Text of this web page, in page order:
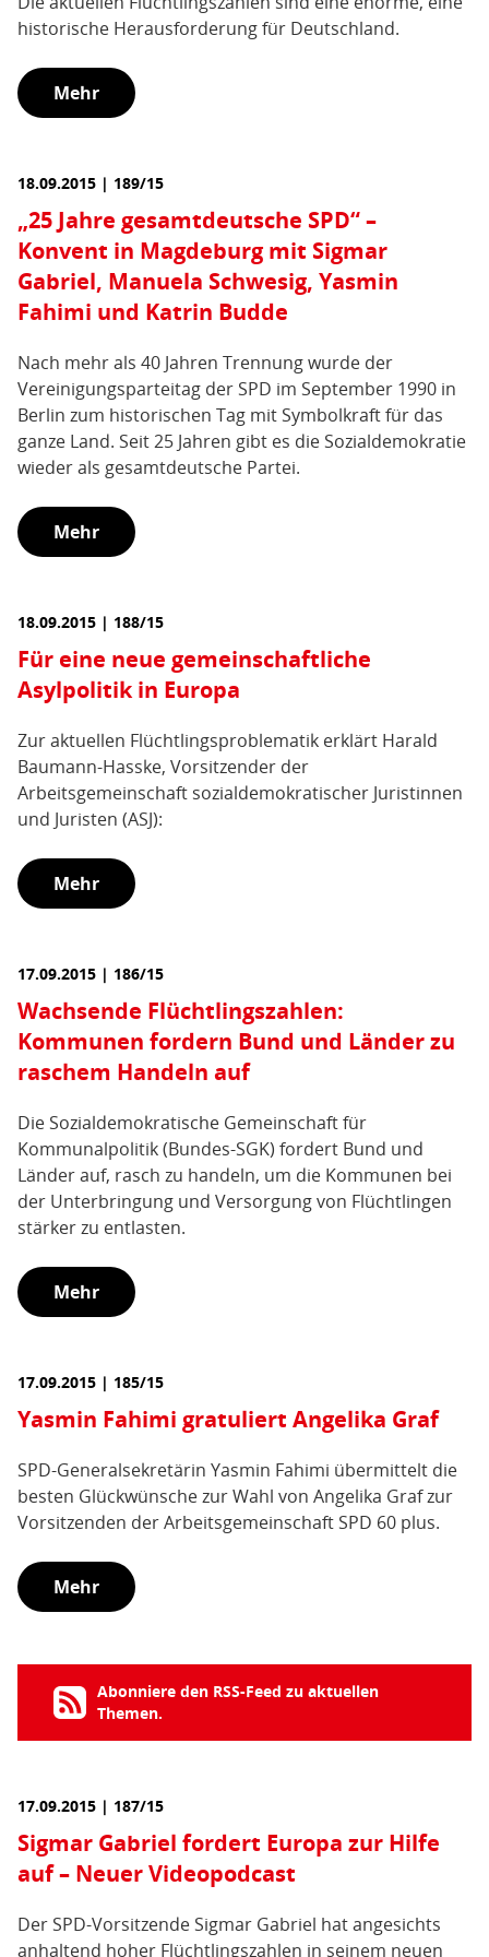
historische Herausforderung für Deutschland.
Mehr
18.09.2015 | 189/15
„25 Jahre gesamtdeutsche SPD“ –
Konvent in Magdeburg mit Sigmar
Gabriel, Manuela Schwesig, Yasmin
Fahimi und Katrin Budde
Nach mehr als 40 Jahren Trennung wurde der
Vereinigungsparteitag der SPD im September 1990 in
Berlin zum historischen Tag mit Symbolkraft für das
ganze Land. Seit 25 Jahren gibt es die Sozialdemokratie
wieder als gesamtdeutsche Partei.
Mehr
18.09.2015 | 188/15
Für eine neue gemeinschaftliche
Asylpolitik in Europa
Zur aktuellen Flüchtlingsproblematik erklärt Harald
Baumann-Hasske, Vorsitzender der
Arbeitsgemeinschaft sozialdemokratischer Juristinnen
und Juristen (ASJ):
Mehr
17.09.2015 | 186/15
Wachsende Flüchtlingszahlen:
Kommunen fordern Bund und Länder zu
raschem Handeln auf
Die Sozialdemokratische Gemeinschaft für
Kommunalpolitik (Bundes-SGK) fordert Bund und
Länder auf, rasch zu handeln, um die Kommunen bei
der Unterbringung und Versorgung von Flüchtlingen
stärker zu entlasten.
Mehr
17.09.2015 | 185/15
Yasmin Fahimi gratuliert Angelika Graf
SPD-Generalsekretärin Yasmin Fahimi übermittelt die
besten Glückwünsche zur Wahl von Angelika Graf zur
Vorsitzenden der Arbeitsgemeinschaft SPD 60 plus.
Mehr
Abonniere den RSS-Feed zu aktuellen
Themen.
17.09.2015 | 187/15
Sigmar Gabriel fordert Europa zur Hilfe
auf – Neuer Videopodcast
Der SPD-Vorsitzende Sigmar Gabriel hat angesichts
anhaltend hoher Flüchtlingszahlen in seinem neuen